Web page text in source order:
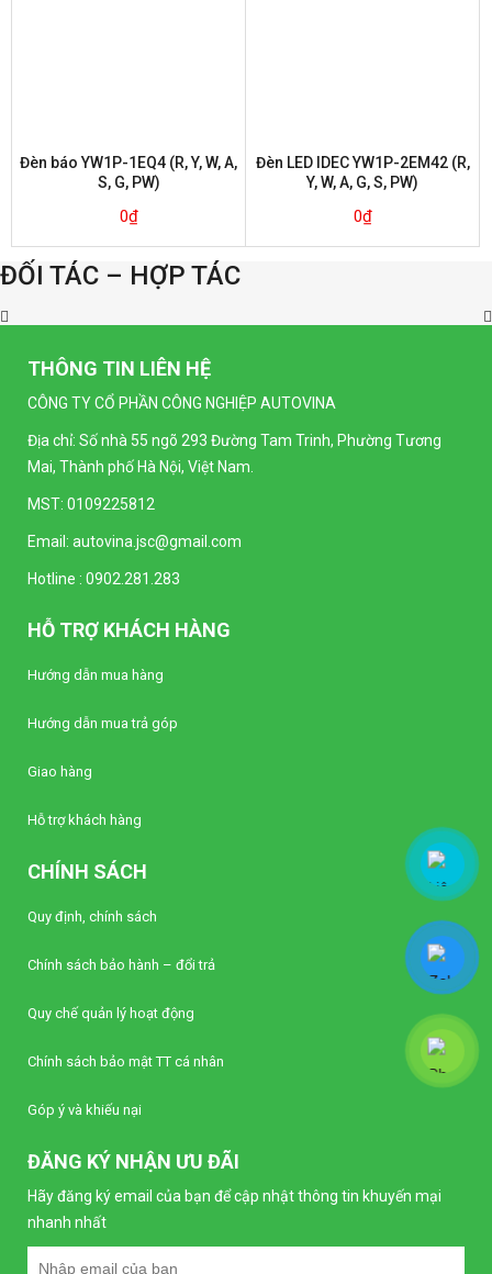
Đèn báo YW1P-1EQ4 (R, Y, W, A,
S, G, PW)
0₫
Đèn LED IDEC YW1P-2EM42 (R,
Y, W, A, G, S, PW)
0₫
ĐỐI TÁC – HỢP TÁC
THÔNG TIN LIÊN HỆ
CÔNG TY CỔ PHẦN CÔNG NGHIỆP AUTOVINA
Địa chỉ: Số nhà 55 ngõ 293 Đường Tam Trinh, Phường Tương
Mai, Thành phố Hà Nội, Việt Nam.
MST: 0109225812
Email: autovina.jsc@gmail.com
Hotline : 0902.281.283
HỖ TRỢ KHÁCH HÀNG
Hướng dẫn mua hàng
Hướng dẫn mua trả góp
Giao hàng
Hỗ trợ khách hàng
CHÍNH SÁCH
Quy định, chính sách
Chính sách bảo hành – đổi trả
Quy chế quản lý hoạt động
Chính sách bảo mật TT cá nhân
Góp ý và khiếu nại
ĐĂNG KÝ NHẬN ƯU ĐÃI
Hãy đăng ký email của bạn để cập nhật thông tin khuyến mại
nhanh nhất